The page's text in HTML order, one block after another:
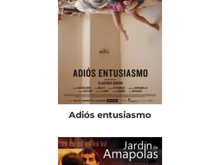
Adiós entusiasmo